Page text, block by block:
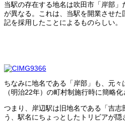
当駅の存在する地名は吹田市「岸部
が異なる。これは、当駅を開業させ
記を採用したことによるものらしい。
ちなみに地名である「岸部」も、元
（明治22年）の町村制施行時に簡略化
つまり、岸辺駅は旧地名である「吉
う、駅名にちょっとしたトリビアが隠